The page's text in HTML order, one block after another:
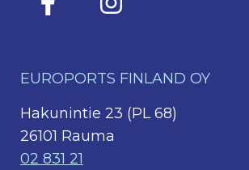
EUROPORTS FINLAND OY
Hakunintie 23 (PL 68)
26101 Rauma
02 831 21